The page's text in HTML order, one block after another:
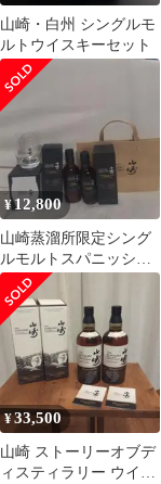
山崎・白州 シングルモ
ルトウイスキーセット
¥12,800
山崎蒸溜所限定シング
ルモルトスパニッシュ
オーク 180ml2本セッ
ト グラス1個
¥33,500
山崎 ストーリーオブデ
ィスティラリー ウイス